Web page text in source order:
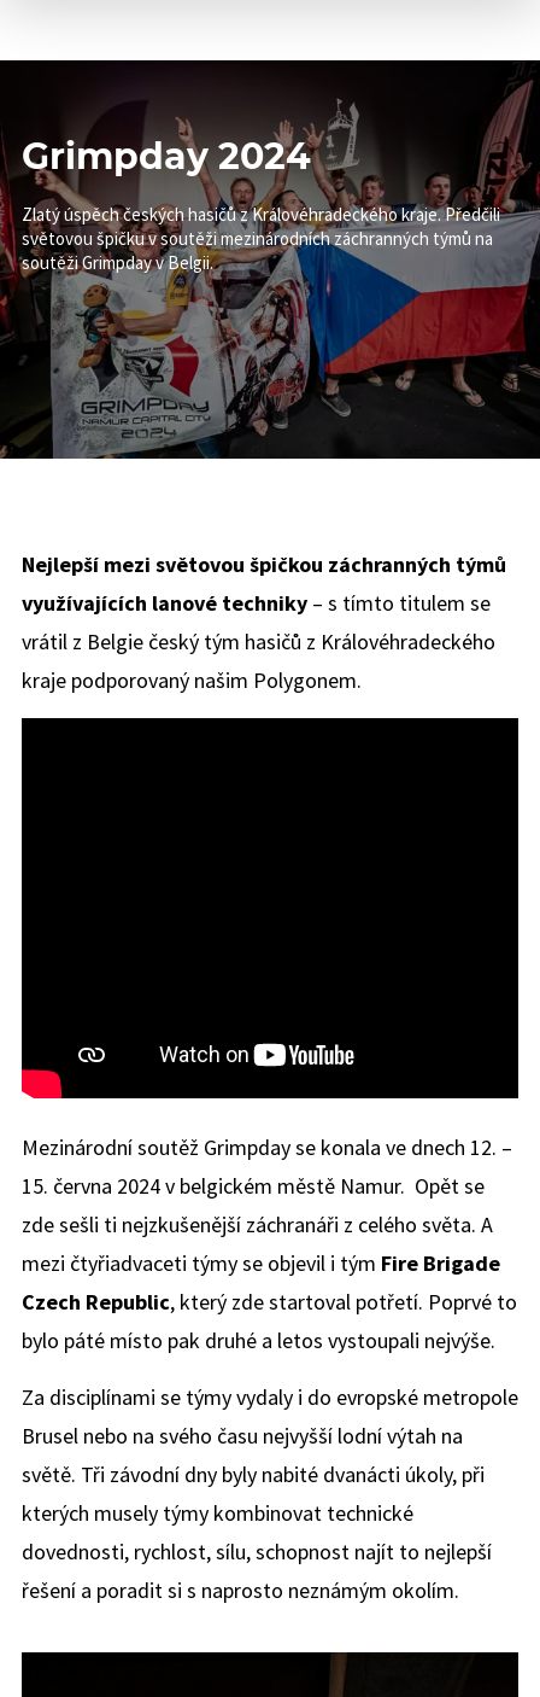
Grimpday 2024
Zlatý úspěch českých hasičů z Královéhradeckého kraje. Předčili
světovou špičku v soutěži mezinárodních záchranných týmů na
soutěži Grimpday v Belgii.
Nejlepší mezi světovou špičkou záchranných týmů
využívajících lanové techniky– s tímto titulem se
vrátil z Belgie český tým hasičů z Královéhradeckého
kraje podporovaný našim Polygonem.
Mezinárodní soutěž Grimpday se konala ve dnech 12. –
15. června 2024 v belgickém městě Namur. Opět se
zde sešli ti nejzkušenější záchranáři z celého světa. A
mezi čtyřiadvaceti týmy se objevil i tým Fire Brigade
Czech Republic, který zde startoval potřetí. Poprvé to
bylo páté místo pak druhé a letos vystoupali nejvýše.
Za disciplínami se týmy vydaly i do evropské metropole
Brusel nebo na svého času nejvyšší lodní výtah na
světě. Tři závodní dny byly nabité dvanácti úkoly, při
kterých musely týmy kombinovat technické
dovednosti, rychlost, sílu, schopnost najít to nejlepší
řešení a poradit si s naprosto neznámým okolím.